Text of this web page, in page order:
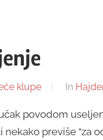
klupe In
povodom
previše “za